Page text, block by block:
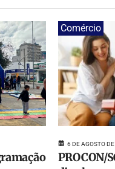
Comércio
6 DE AGOSTO
PROCON/